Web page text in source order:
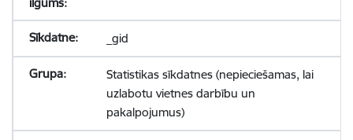
_gid
Statistikas sīkdatnes (nepieciešamas, lai
uzlabotu vietnes darbību un
pakalpojumus)